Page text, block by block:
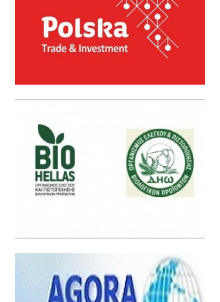
Τμήμα Προώθησης Εμπορίου και Επενδύσεων
Πολωνικής Πρεσβείας στην Αθηνά
Ελληνικός Φορέας Πιστοποίησης Βιολογικών
Προϊόντων